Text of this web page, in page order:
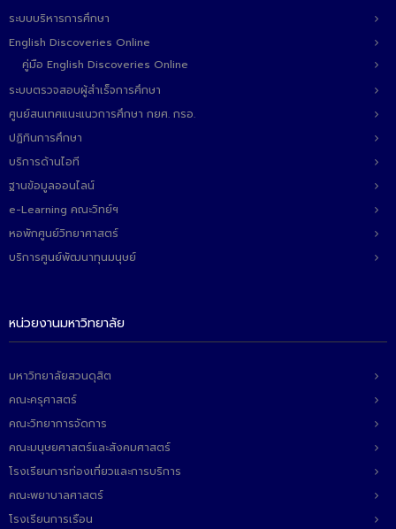
ระบบบริหารการศึกษา
English Discoveries Online
คู่มือ English Discoveries Online
ระบบตรวจสอบผู้สำเร็จการศึกษา
ศูนย์สนเทศแนะแนวการศึกษา กยศ. กรอ.
ปฏิทินการศึกษา
บริการด้านไอที
ฐานข้อมูลออนไลน์
e-Learning คณะวิทย์ฯ
หอพักศูนย์วิทยาศาสตร์
บริการศูนย์พัฒนาทุนมนุษย์
หน่วยงานมหาวิทยาลัย
มหาวิทยาลัยสวนดุสิต
คณะครุศาสตร์
คณะวิทยาการจัดการ
คณะมนุษยศาสตร์และสังคมศาสตร์
โรงเรียนการท่องเที่ยวและการบริการ
คณะพยาบาลศาสตร์
โรงเรียนการเรือน